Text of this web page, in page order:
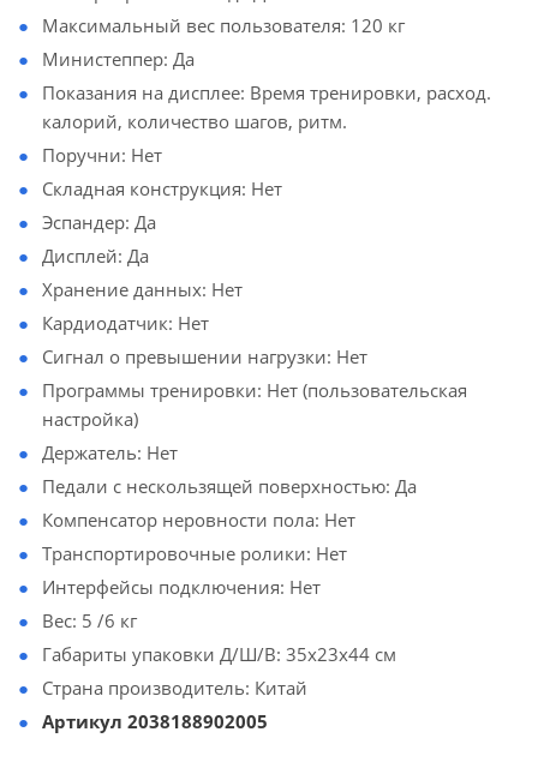
Максимальный вес пользователя: 120 кг
Министеппер: Да
Показания на дисплее: Время тренировки, расход.
калорий, количество шагов, ритм.
Поручни: Нет
Складная конструкция: Нет
Эспандер: Да
Дисплей: Да
Хранение данных: Нет
Кардиодатчик: Нет
Сигнал о превышении нагрузки: Нет
Программы тренировки: Нет (пользовательская
настройка)
Держатель: Нет
Педали с нескользящей поверхностью: Да
Компенсатор неровности пола: Нет
Транспортировочные ролики: Нет
Интерфейсы подключения: Нет
Вес: 5 /6 кг
Габариты упаковки Д/Ш/В: 35х23х44 см
Страна производитель: Китай
Артикул 2038188902005